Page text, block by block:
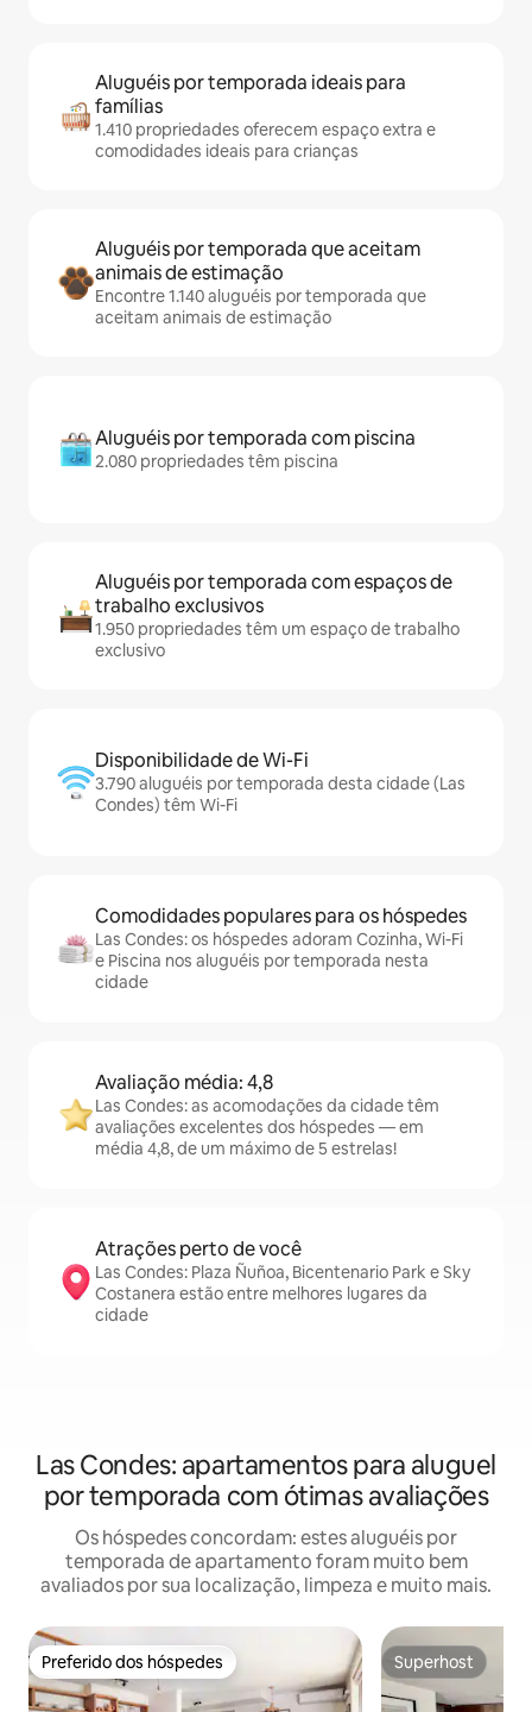
Aluguéis por temporada ideais para
famílias
1.410 propriedades oferecem espaço extra e
comodidades ideais para crianças
Aluguéis por temporada que aceitam
animais de estimação
Encontre 1.140 aluguéis por temporada que
aceitam animais de estimação
Aluguéis por temporada com piscina
2.080 propriedades têm piscina
Aluguéis por temporada com espaços de
trabalho exclusivos
1.950 propriedades têm um espaço de trabalho
exclusivo
Disponibilidade de Wi-Fi
3.790 aluguéis por temporada desta cidade (Las
Condes) têm Wi-Fi
Comodidades populares para os hóspedes
Las Condes: os hóspedes adoram Cozinha, Wi-Fi
e Piscina nos aluguéis por temporada nesta
cidade
Avaliação média: 4,8
Las Condes: as acomodações da cidade têm
avaliações excelentes dos hóspedes — em
média 4,8, de um máximo de 5 estrelas!
Atrações perto de você
Las Condes: Plaza Ñuñoa, Bicentenario Park e Sky
Costanera estão entre melhores lugares da
cidade
Las Condes: apartamentos para aluguel
por temporada com ótimas avaliações
Os hóspedes concordam: estes aluguéis por
temporada de apartamento foram muito bem
avaliados por sua localização, limpeza e muito mais.
Preferido dos hóspedes
Preferido dos hóspedes Superhost
Superhost